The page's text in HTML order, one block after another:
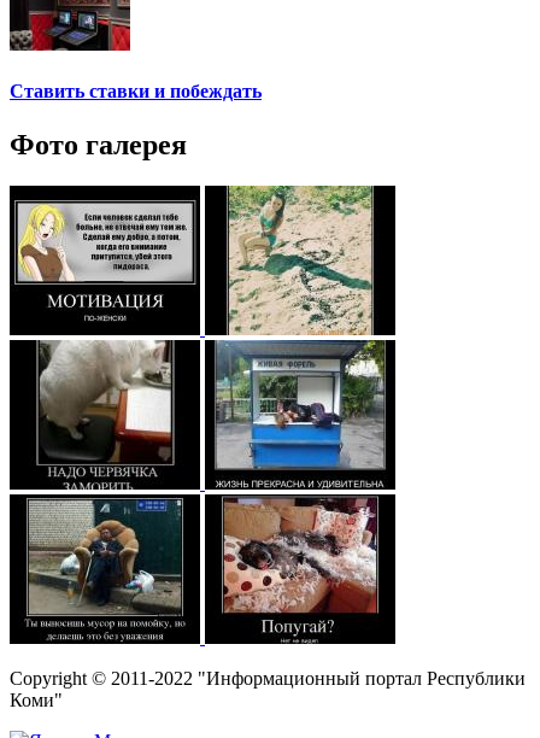
Ставить ставки и побеждать
Фото галерея
Copyright © 2011-2022 "Информационный портал Республики
Коми"